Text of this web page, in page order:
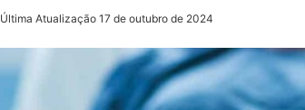
Última Atualização 17 de outubro de 2024